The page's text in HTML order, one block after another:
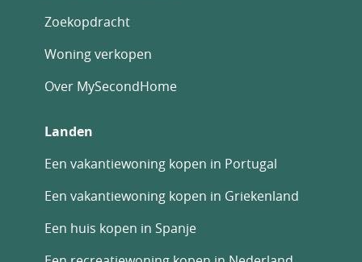
Zoekopdracht
Woning verkopen
Over MySecondHome
Landen
Een vakantiewoning kopen in Portugal
Een vakantiewoning kopen in Griekenland
Een huis kopen in Spanje